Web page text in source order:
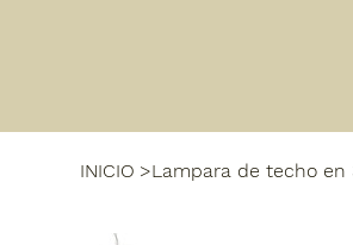
INICIO >Lampara de techo